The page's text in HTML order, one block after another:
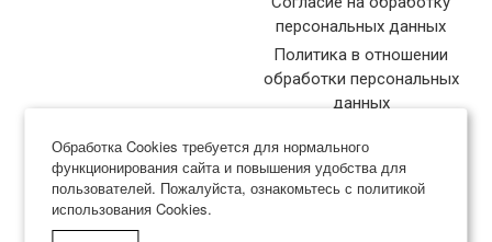
персональных данных
Политика в отношении
обработки персональных
данных
Обработка Cookies требуется для нормального
функционирования сайта и повышения удобства для
пользователей. Пожалуйста, ознакомьтесь с политикой
использования Cookies.